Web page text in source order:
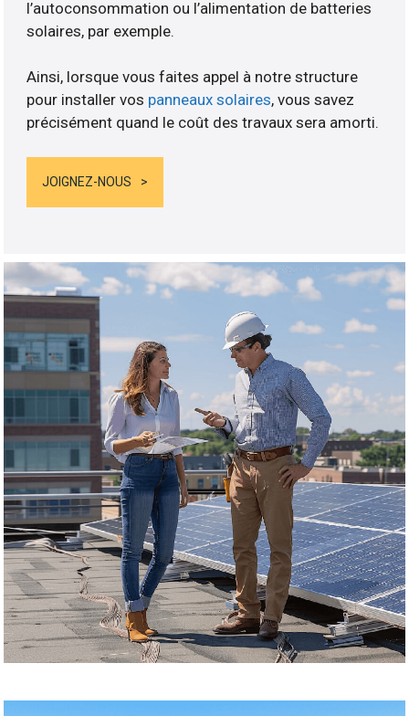
l’autoconsommation ou l’alimentation de batteries
solaires, par exemple.
Ainsi, lorsque vous faites appel à notre structure
pour installer vos panneaux solaires, vous savez
précisément quand le coût des travaux sera amorti.
JOIGNEZ-NOUS